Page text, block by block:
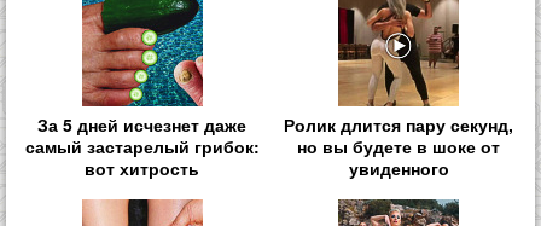
За 5 дней исчезнет даже
самый застарелый грибок:
вот хитрость
Ролик длится пару секунд,
но вы будете в шоке от
увиденного